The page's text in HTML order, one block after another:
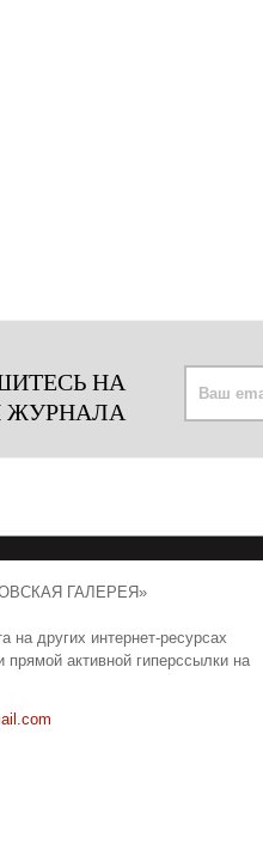
НА
ЖУРНАЛА
ГАЛЕРЕЯ»
на других интернет-ресурсах
прямой активной гиперссылки на